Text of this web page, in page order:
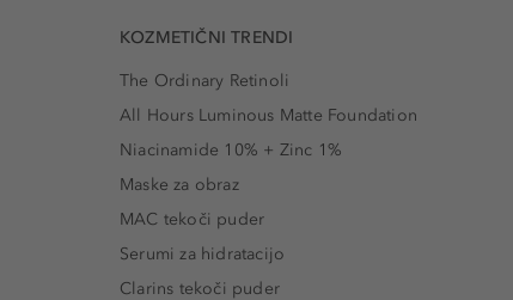
KOZMETIČNI TRENDI
The Ordinary Retinoli
All Hours Luminous Matte Foundation
Niacinamide 10% + Zinc 1%
Maske za obraz
MAC tekoči puder
Serumi za hidratacijo
Clarins tekoči puder